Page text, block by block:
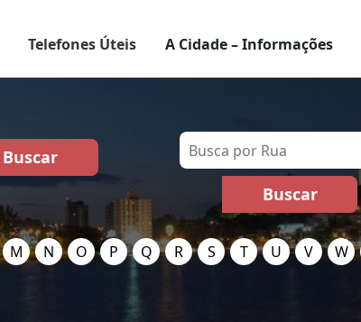
Telefones Úteis A Cidade – Informações
M N O P Q R S T U V W